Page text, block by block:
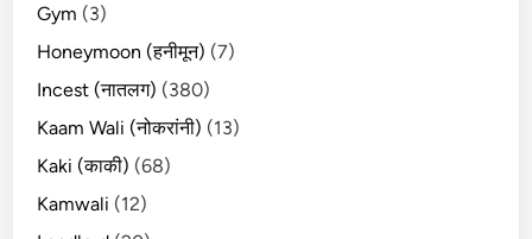
Gym (3)
Honeymoon (हनीमून) (7)
Incest (नातलग) (380)
Kaam Wali (नोकरांनी) (13)
Kaki (काकी) (68)
Kamwali (12)